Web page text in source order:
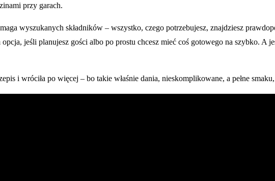
przy garach.
wyszukanych składników – wszystko, czego potrzebujesz, znajdziesz
jeśli planujesz gości albo po prostu chcesz mieć coś gotowego na szybko. A
i wróciła po więcej – bo takie właśnie dania, nieskomplikowane, a pełne